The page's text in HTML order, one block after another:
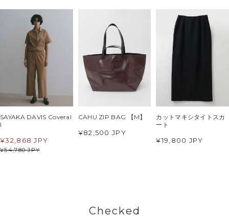
SAYAKA DAVIS Coveral
l
¥54,780 JPY
¥32,868 JPY
CAHU ZIP BAG 【M】
¥82,500 JPY
カットマキシタイトスカ
ート
¥19,800 JPY
Checked